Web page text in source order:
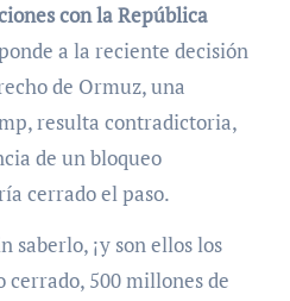
con la República
a la reciente decisión
de Ormuz, una
resulta contradictoria,
de un bloqueo
cerrado el paso.
saberlo, ¡y son ellos los
cerrado, 500 millones de